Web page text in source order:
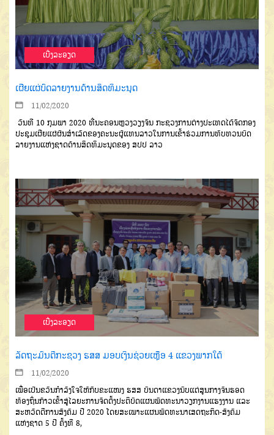
ເບີ່ງລະອຽດ
ເຜີຍແຜ່ບົດລາຍງານດ້ານສິດທິມະນຸດ
11/02/2020
ວັນທີ 10 ກຸມພາ 2020 ທີ່ນະຄອນຫຼວງວຽງຈັນ ກະຊວງການຕ່າງປະເທດໄດ້ຈັດກອງ
ປະຊຸມເຜີຍແຜ່ຜົນສຳເລັດຂອງຄະນະຜູ້ແທນລາວໃນການເຂົ້າຮ່ວມການທົບທວນບົດ
ລາຍງານແຫ່ງຊາດດ້ານສິດທິມະນຸດຂອງ ສປປ ລາວ
ເບີ່ງລະອຽດ
ລັດຖະມົນຕີກະຊວງ ຮສສ ມອບເງິນຊ່ວຍເຫຼືອ 4 ແຂວງພາກໃຕ້
11/02/2020
ເພື່ອເປັນຂວັນກຳລັງໃຈໃຫ້ກັບຂະແໜງ ຮສສ ບັນດາແຂວງນັບແຕ່ສູນກາງຈົນຮອດ
ທ້ອງຖິ່ນກ້າວເຂົ້າສູ່ໄລຍະການຈັດຕັ້ງປະຕິບັດແຜນພັດທະນາວຽກງານແຮງງານ ແລະ
ສະຫວັດດີການສັງຄົມ ປີ 2020 ໂດຍສະເພາະແຜນພັດທະນາເສດຖະກິດ-ສັງຄົມ
ແຫ່ງຊາດ 5 ປີ ຄັ້ງທີ 8,